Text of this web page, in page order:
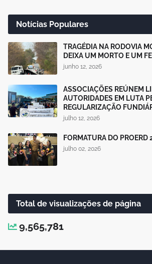
Notícias Populares
TRAGÉDIA NA RODOVIA
DEIXA UM MORTO E UM
junho 12, 2026
ASSOCIAÇÕES REÚNEM
AUTORIDADES EM LUTA
REGULARIZAÇÃO
julho 12, 2026
FORMATURA DO
julho 02, 2026
Total de visualizações de página
9,565,781